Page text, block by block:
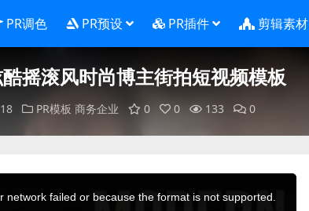
PR调色 PR预设 PR插件 剪辑素材
摇滚风时尚博主街拍短视频模板
PR模板 商务企业 0 0 133 0
failed or because the format is not supported.